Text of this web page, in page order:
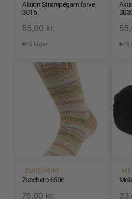
Aktion Strømpegarn farve
3016
55,00 kr.
På lager På
ZUCCHERO
Zucchero 6506
75,00 kr.